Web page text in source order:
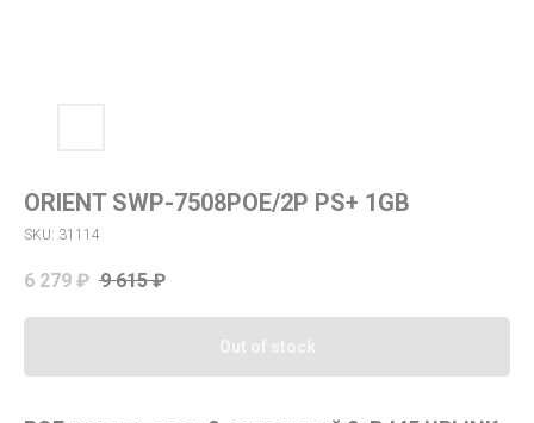
ORIENT SWP-7508POE/2P PS+ 1GB
SKU: 31114
6 279 ₽ 9 615 ₽